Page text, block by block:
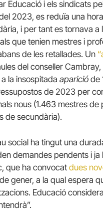
Educació i els sindicats
2023, es reduïa una
i per tant es tornava a
que tenien mestres i
de les retallades. Un
del conseller
la insospitada aparició de
de 2023 per
nous (1.463 mestres de
de secundària).
social ha tingut una
demandes pendents i ja
que ha convocat dues
gener, a la qual espera
Educació